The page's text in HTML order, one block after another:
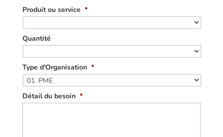
Produit ou service *
Quantité
Type d'Organisation *
Détail du besoin *